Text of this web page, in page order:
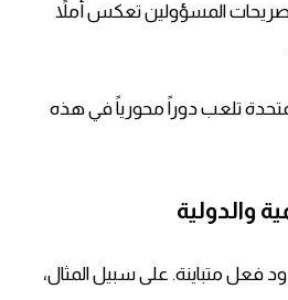
المسؤولين تعكس أملاً
تلعب دوراً محورياً في هذه
والدولية
فعل متباينة. على سبيل المثال،